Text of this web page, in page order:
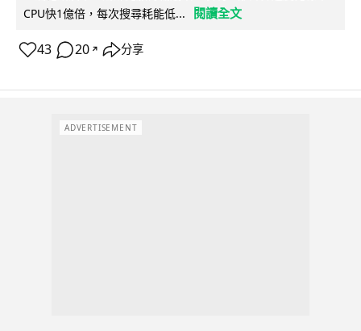
CPU快1億倍，每次搜尋耗能低...
閱讀全文
43 20 ↗ 分享
ADVERTISEMENT